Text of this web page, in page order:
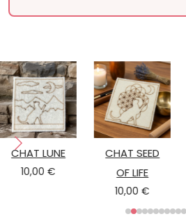
CHAT LUNE
10,00 €
CHAT SEED
OF LIFE
10,00 €